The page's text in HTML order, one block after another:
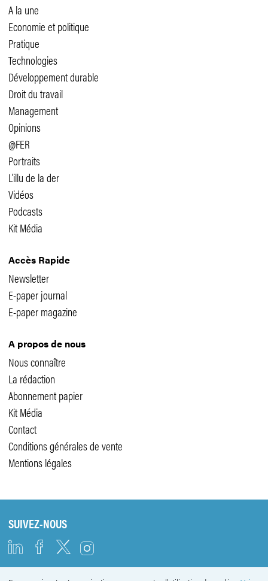
A la une
Economie et politique
Pratique
Technologies
Développement durable
Droit du travail
Management
Opinions
@FER
Portraits
L'illu de la der
Vidéos
Podcasts
Kit Média
Accès Rapide
Newsletter
E-paper journal
E-paper magazine
A propos de nous
Nous connaître
La rédaction
Abonnement papier
Kit Média
Contact
Conditions générales de vente
Mentions légales
SUIVEZ-NOUS